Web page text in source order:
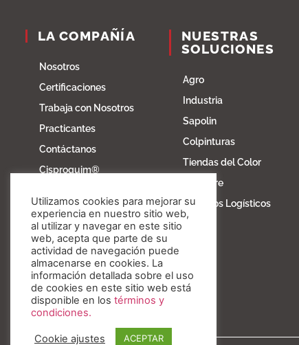
LA COMPAÑÍA
Nosotros
Certificaciones
Trabaja con Nosotros
Practicantes
Contáctanos
Cisproquim®
Blog
Fundación Invesa
Nuestros valores
NUESTRAS
SOLUCIONES
Agro
Industria
Sapolin
Colpinturas
Tiendas del Color
Fibratore
Servicios Logísticos
Utilizamos cookies para mejorar su
experiencia en nuestro sitio web,
al utilizar y navegar en este sitio
web, acepta que parte de su
actividad de navegación puede
almacenarse en cookies. La
información detallada sobre el uso
de cookies en este sitio web está
disponible en los términos y
condiciones.
Cookie ajustes ACEPTAR